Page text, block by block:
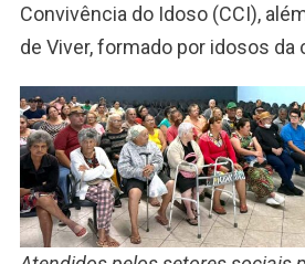
Convivência do Idoso (CCI),
de Viver, formado por idosos da